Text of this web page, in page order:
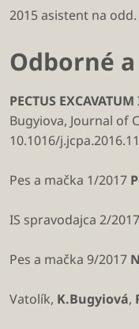
2015 asistent na
Odborné
PECTUS
Bugyiova, Journal of
10.1016/
Pes a mačka 1/2017
IS spravodajca 2/2017
Pes a mačka 9/2017
Vatolík, K.Bugyiová,